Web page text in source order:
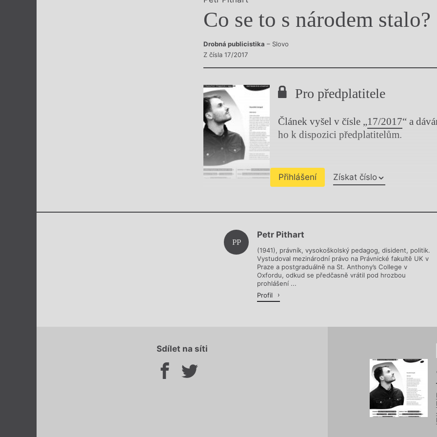
Výroční cenyCo se to s národem stalo?
Drobná publicistika – Slovo
Z čísla 17/2017
Pro předplatitele
Článek vyšel v čísle „17/2017“ a
ho k dispozici předplatitelům.
Přihlášení Získat číslo
Chviličku.
PP
Petr Pithart
(1941), právník, vysokoškolský pedagog, disident, politik.
Vystudoval mezinárodní právo na Právnické fakultě UK v
Praze a postgraduálně na St. Anthony’s College v
Oxfordu, odkud se předčasně vrátil pod hrozbou
prohlášení ...
Profil
Sdílet na síti